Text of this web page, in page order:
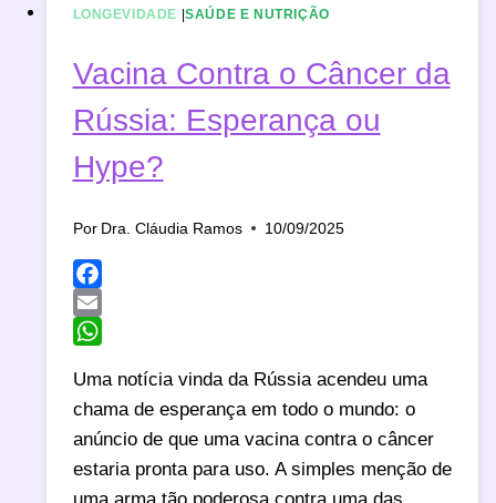
LONGEVIDADE |SAÚDE E NUTRIÇÃO
Vacina Contra o Câncer da
Rússia: Esperança ou
Hype?
Por Dra. Cláudia Ramos 10/09/2025
Uma notícia vinda da Rússia acendeu uma
chama de esperança em todo o mundo: o
anúncio de que uma vacina contra o câncer
estaria pronta para uso. A simples menção de
uma arma tão poderosa contra uma das